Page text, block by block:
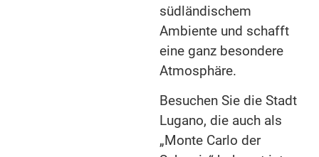
südländischem
Ambiente und schafft
eine ganz besondere
Atmosphäre.
Besuchen Sie die Stadt
Lugano, die auch als
„Monte Carlo der